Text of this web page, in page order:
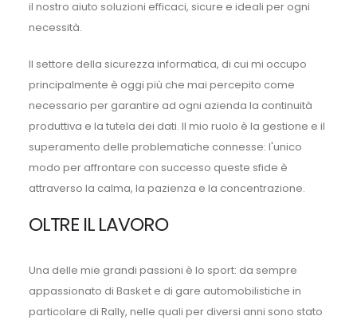
il nostro aiuto soluzioni efficaci, sicure e ideali per ogni
necessità.
Il settore della sicurezza informatica, di cui mi occupo
principalmente è oggi più che mai percepito come
necessario per garantire ad ogni azienda la continuità
produttiva e la tutela dei dati. Il mio ruolo è la gestione e il
superamento delle problematiche connesse: l'unico
modo per affrontare con successo queste sfide è
attraverso la calma, la pazienza e la concentrazione.
OLTRE IL LAVORO
Una delle mie grandi passioni è lo sport: da sempre
appassionato di Basket e di gare automobilistiche in
particolare di Rally, nelle quali per diversi anni sono stato